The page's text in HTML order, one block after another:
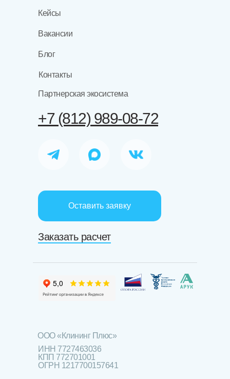
Кейсы
Вакансии
+7 (812) 989-08-72
Оставить заявку
Заказать расчет
ИНН 7727463036
КПП 772701001
ОГРН 1217700157641
ООО «Клининг Плюс»
Блог
Контакты
Партнерская экосистема